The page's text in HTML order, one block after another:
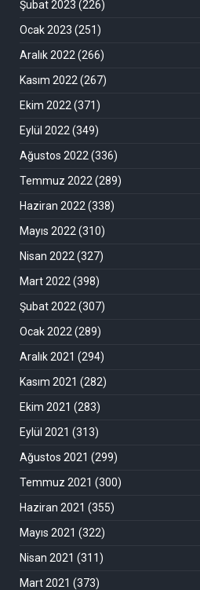
Şubat 2023 (226)
Ocak 2023 (251)
Aralık 2022 (266)
Kasım 2022 (267)
Ekim 2022 (371)
Eylül 2022 (349)
Ağustos 2022 (336)
Temmuz 2022 (289)
Haziran 2022 (338)
Mayıs 2022 (310)
Nisan 2022 (327)
Mart 2022 (398)
Şubat 2022 (307)
Ocak 2022 (289)
Aralık 2021 (294)
Kasım 2021 (282)
Ekim 2021 (283)
Eylül 2021 (313)
Ağustos 2021 (299)
Temmuz 2021 (300)
Haziran 2021 (355)
Mayıs 2021 (322)
Nisan 2021 (311)
Mart 2021 (373)